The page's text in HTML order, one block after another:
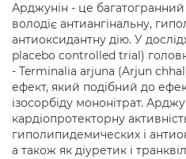
Арджунін - це
володіє антиангінальну,
антиоксидантну дію. У
placebo controlled trial)
- Terminalia arjuna (Arjun
ефект, який подібний до
ізосорбіду мононітрат.
кардіопротекторну
гиполипидемических і
а також як діуретик і